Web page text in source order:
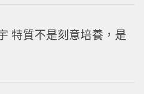
特質不是刻意培養，是